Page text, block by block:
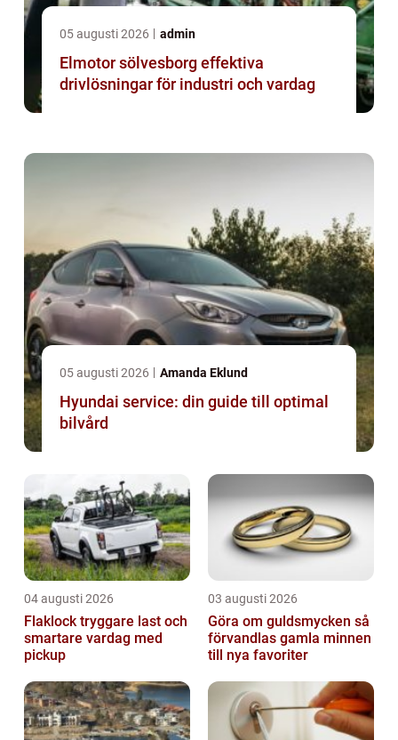
05 augusti 2026 admin
Elmotor sölvesborg effektiva
drivlösningar för industri och vardag
05 augusti 2026 Amanda Eklund
Hyundai service: din guide till optimal
bilvård
04 augusti 2026
Flaklock tryggare last och
smartare vardag med
pickup
03 augusti 2026
Göra om guldsmycken så
förvandlas gamla minnen
till nya favoriter